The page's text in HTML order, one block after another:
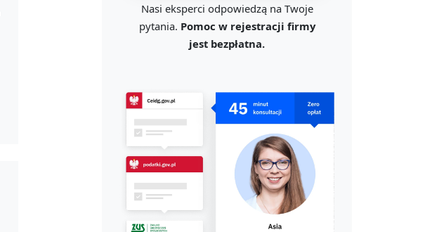
Nasi eksperci odpowiedzą na Twoje
pytania. Pomoc w rejestracji firmy
jest bezpłatna.